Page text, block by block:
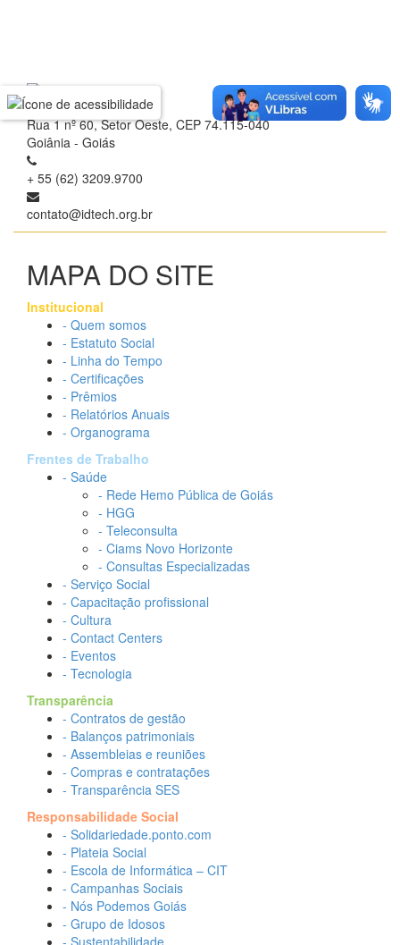
Rua 1 nº 60, Setor Oeste, CEP 74.115-040
Goiânia - Goiás
+ 55 (62) 3209.9700
contato@idtech.org.br
MAPA DO SITE
Institucional
- Quem somos
- Estatuto Social
- Linha do Tempo
- Certificações
- Prêmios
- Relatórios Anuais
- Organograma
Frentes de Trabalho
- Saúde
- Rede Hemo Pública de Goiás
- HGG
- Teleconsulta
- Ciams Novo Horizonte
- Consultas Especializadas
- Serviço Social
- Capacitação profissional
- Cultura
- Contact Centers
- Eventos
- Tecnologia
Transparência
- Contratos de gestão
- Balanços patrimoniais
- Assembleias e reuniões
- Compras e contratações
- Transparência SES
Responsabilidade Social
- Solidariedade.ponto.com
- Plateia Social
- Escola de Informática – CIT
- Campanhas Sociais
- Nós Podemos Goiás
- Grupo de Idosos